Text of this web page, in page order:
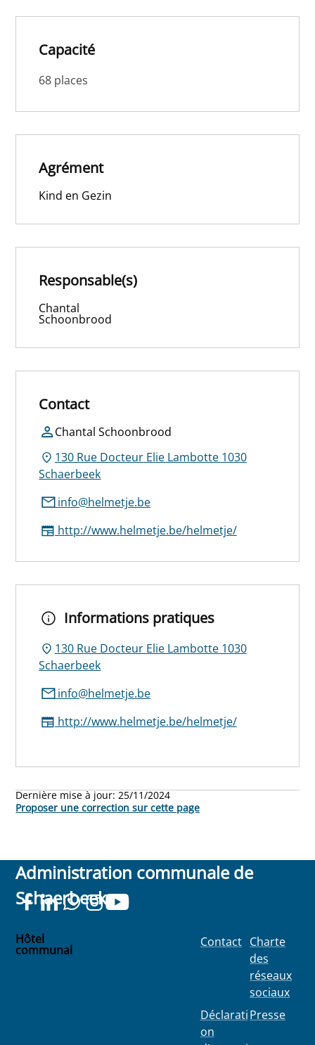
Capacité
68 places
Agrément
Kind en Gezin
Responsable(s)
Chantal
Schoonbrood
Contact
Chantal Schoonbrood
130 Rue Docteur Elie Lambotte 1030
Schaerbeek
info@helmetje.be
http://www.helmetje.be/helmetje/
Informations pratiques
130 Rue Docteur Elie Lambotte 1030
Schaerbeek
info@helmetje.be
http://www.helmetje.be/helmetje/
Dernière mise à jour:25/11/2024
Proposer une correction sur cette page
Administration communale de
Schaerbeek
Hôtel
communal
Contact
Déclarati
on
Charte
des
réseaux
sociaux
Presse